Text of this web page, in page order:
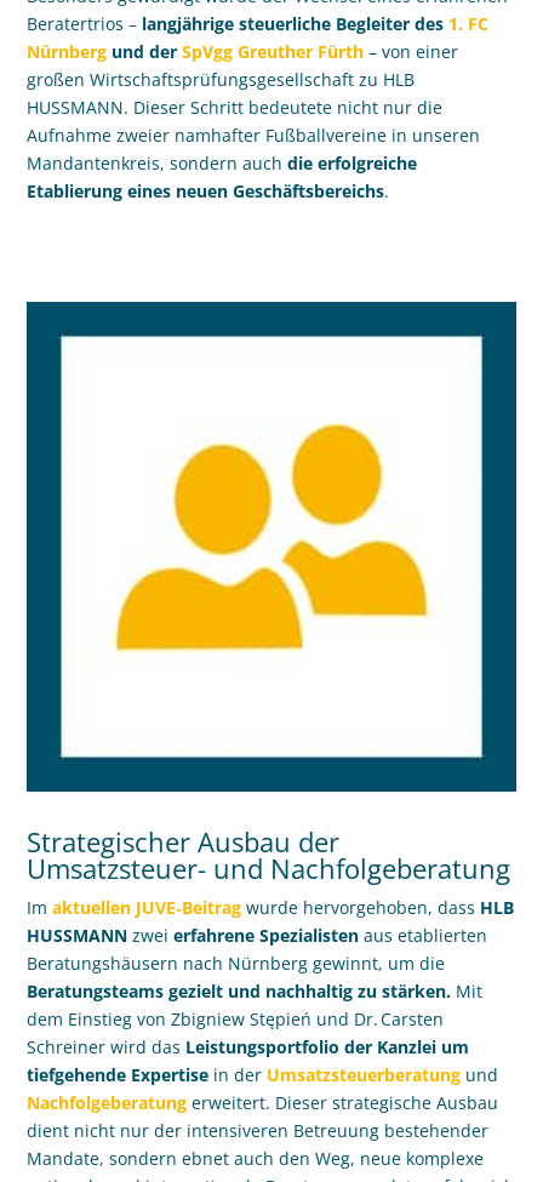
Beratertrios – langjährige steuerliche Begleiter des 1. FC
Nürnberg und derSpVgg Greuther Fürth – von einer
großen Wirtschaftsprüfungsgesellschaft zu HLB
HUSSMANN. Dieser Schritt bedeutete nicht nur die
Aufnahme zweier namhafter Fußballvereine in unseren
Mandantenkreis, sondern auchdie erfolgreiche
Etablierung eines neuen Geschäftsbereichs.
Strategischer Ausbau der
Umsatzsteuer- und Nachfolgeberatung
Imaktuellen JUVE‑Beitrag wurde hervorgehoben, dass HLB
HUSSMANN zweierfahrene Spezialisten aus etablierten
Beratungshäusern nach Nürnberg gewinnt, um die
Beratungsteams gezielt und nachhaltig zu stärken. Mit
dem Einstieg von Zbigniew Stępień und Dr. Carsten
Schreiner wird das Leistungsportfolio der Kanzlei um
tiefgehende Expertise in der Umsatzsteuerberatung und
Nachfolgeberatung erweitert. Dieser strategische Ausbau
dient nicht nur der intensiveren Betreuung bestehender
Mandate, sondern ebnet auch den Weg, neue komplexe